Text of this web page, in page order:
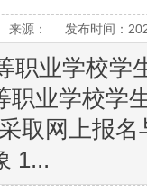
始
来源： 发布时间：
职业学校学
职业学校学
取网上报
1...